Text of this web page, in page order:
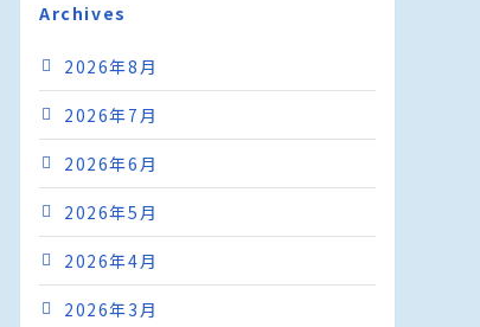
Archives
2026年8月
2026年7月
2026年6月
2026年5月
2026年4月
2026年3月